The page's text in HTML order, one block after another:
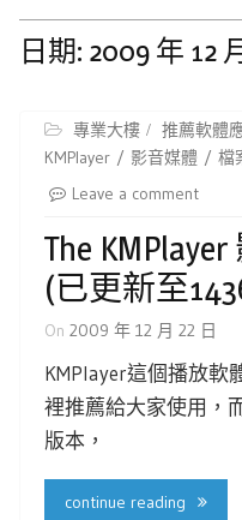
日期: 2009 年 12
專業大樓 推薦軟體
KMPlayer
影音媒體 檔
Leave a comment
The
(已更新至
On 2009 年 12 月 22 日
KMPlayer這個播放軟
裡推薦給大家使用，
版本，
continue reading